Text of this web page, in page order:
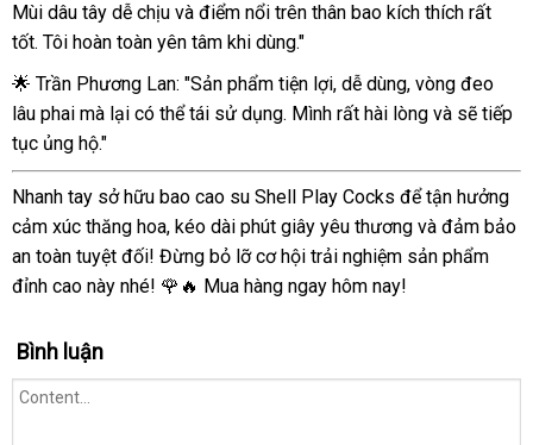
Mùi dâu tây dễ chịu và điểm nổi trên thân bao kích thích rất
tốt. Tôi hoàn toàn yên tâm khi dùng."
🌟 Trần Phương Lan: "Sản phẩm tiện lợi, dễ dùng, vòng đeo
lâu phai mà lại có thể tái sử dụng. Mình rất hài lòng và sẽ tiếp
tục ủng hộ."
Nhanh tay sở hữu bao cao su Shell Play Cocks để tận hưởng
cảm xúc thăng hoa, kéo dài phút giây yêu thương và đảm bảo
an toàn tuyệt đối! Đừng bỏ lỡ cơ hội trải nghiệm sản phẩm
đỉnh cao này nhé! 🌹🔥 Mua hàng ngay hôm nay!
Bình luận